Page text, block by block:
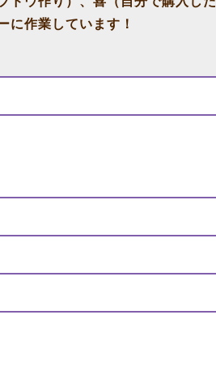
に作業しています！